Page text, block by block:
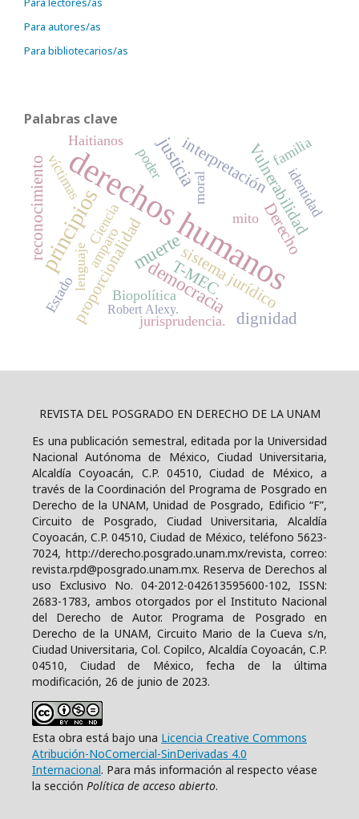
Para autores/as
Para bibliotecarios/as
Palabras clave
derechos humanos
principios
justicia
muerte
democracia
proporcionalidad
interpretaciónVulnerabilidad
Derecho
sistema jurídico
dignidad
T-MEC
reconocimiento Ciencia
moral
Biopolítica
jurisprudencia.
víctimas identidad
familia
mito
lenguaje
Estado
poder
Haitianos
amparo
Robert Alexy.
REVISTA DEL POSGRADO EN DERECHO DE LA UNAM
Es una publicación semestral, editada por la Universidad
Nacional Autónoma de México, Ciudad Universitaria,
Alcaldía Coyoacán, C.P. 04510, Ciudad de México, a
través de la Coordinación del Programa de Posgrado en
Derecho de la UNAM, Unidad de Posgrado, Edificio “F”,
Circuito de Posgrado, Ciudad Universitaria, Alcaldía
Coyoacán, C.P. 04510, Ciudad de México, teléfono 5623-
7024, http://derecho.posgrado.unam.mx/revista, correo:
revista.rpd@posgrado.unam.mx. Reserva de Derechos al
uso Exclusivo No. 04-2012-042613595600-102, ISSN:
2683-1783, ambos otorgados por el Instituto Nacional
del Derecho de Autor. Programa de Posgrado en
Derecho de la UNAM, Circuito Mario de la Cueva s/n,
Ciudad Universitaria, Col. Copilco, Alcaldía Coyoacán, C.P.
04510, Ciudad de México, fecha de la última
modificación, 26 de junio de 2023.
Esta obra está bajo una Licencia Creative Commons
Atribución-NoComercial-SinDerivadas 4.0
Internacional. Para más información al respecto véase
la sección Política de acceso abierto.